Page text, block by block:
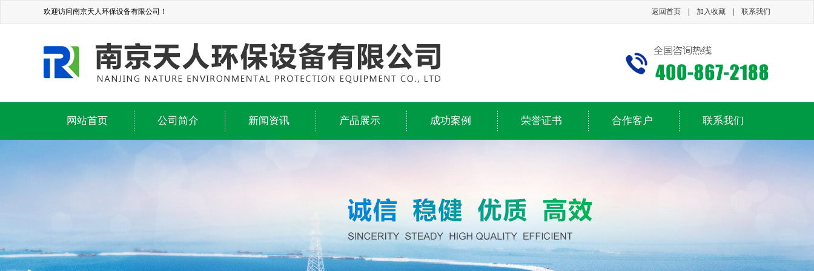
欢迎访问南京天人环保设备有限公司！ 返回首页 加入收藏 联系我们
网站首页 公司简介 新闻资讯 产品展示 成功案例 荣誉证书 合作客户 联系我们